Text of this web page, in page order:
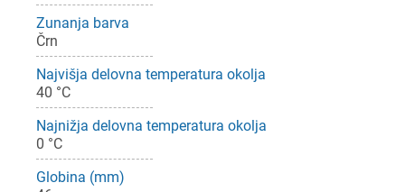
Zunanja barva
Črn
Najvišja delovna temperatura okolja
40 °C
Najnižja delovna temperatura okolja
0 °C
Globina (mm)